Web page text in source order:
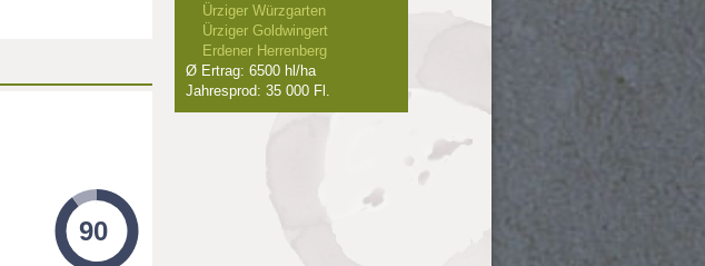
90
Ürziger Würzgarten
Ürziger Goldwingert
Erdener Herrenberg
Ø Ertrag: 6500 hl/ha
Jahresprod: 35 000 Fl.